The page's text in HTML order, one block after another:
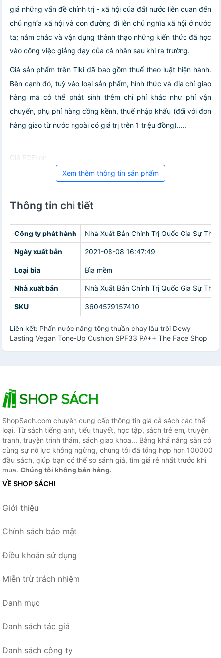
giá những vấn đề chính trị - xã hội của đất nước liên quan đến
chủ nghĩa xã hội và con đường đi lên chủ nghĩa xã hội ở nước
ta; nắm chắc và vận dụng thành thạo những kiến thức đã học
vào công việc giảng dạy của cá nhân sau khi ra trường.
Giá sản phẩm trên Tiki đã bao gồm thuế theo luật hiện hành.
Bên cạnh đó, tuỳ vào loại sản phẩm, hình thức và địa chỉ giao
hàng mà có thể phát sinh thêm chi phí khác như phí vận
chuyển, phụ phí hàng cồng kềnh, thuế nhập khẩu (đối với đơn
hàng giao từ nước ngoài có giá trị trên 1 triệu đồng).....
Giá FCELon
Xem thêm thông tin sản phẩm
Thông tin chi tiết
Công ty phát hành Nhà Xuất Bản Chính Trị Quốc Gia Sự Thật
Ngày xuất bản 2021-08-08 16:47:49
Loại bìa Bìa mềm
Nhà xuất bản Nhà Xuất Bản Chính Trị Quốc Gia Sự Thật
SKU 3604579157410
Liên kết: Phấn nước nâng tông thuần chay lâu trôi Dewy
Lasting Vegan Tone-Up Cushion SPF33 PA++ The Face Shop
ShopSach.com chuyên cung cấp thông tin giá cả sách các thể
loại. Từ sách tiếng anh, tiểu thuyết, học tập, sách trẻ em, truyện
tranh, truyện trinh thám, sách giao khoa... Bằng khả năng sẵn có
cùng sự nỗ lực không ngừng, chúng tôi đã tổng hợp hơn 100000
đầu sách, giúp bạn có thể so sánh giá, tìm giá rẻ nhất trước khi
mua. Chúng tôi không bán hàng.
VỀ SHOP SÁCH!
Giới thiệu
Chính sách bảo mật
Điều khoản sử dụng
Miễn trừ trách nhiệm
Danh mục
Danh sách tác giả
Danh sách công ty